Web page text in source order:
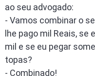
ao seu advogado:
- Vamos combinar o
lhe pago mil Reais, se
mil e se eu pegar
topas?
- Combinado!